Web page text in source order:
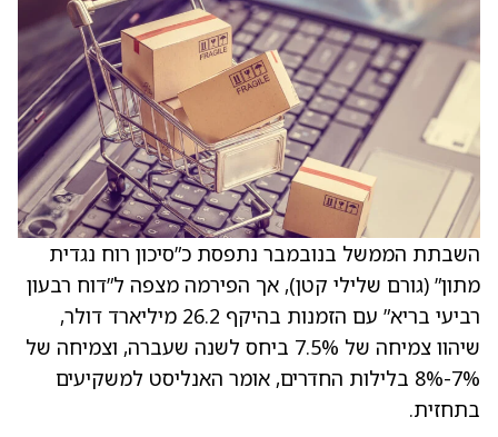
השבתת הממשל בנובמבר נתפסת כ”סיכון רוח נגדית
מתון” (גורם שלילי קטן), אך הפירמה מצפה ל”דוח רבעון
רביעי בריא” עם הזמנות בהיקף 26.2 מיליארד דולר,
שיהוו צמיחה של 7.5% ביחס לשנה שעברה, וצמיחה של
7%-8% בלילות החדרים, אומר האנליסט למשקיעים
בתחזית.